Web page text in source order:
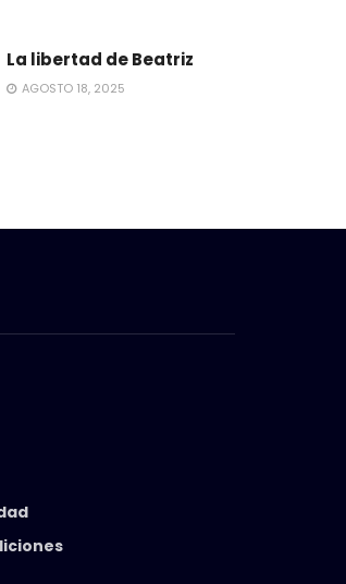
La libertad de Beatriz
AGOSTO 18, 2025